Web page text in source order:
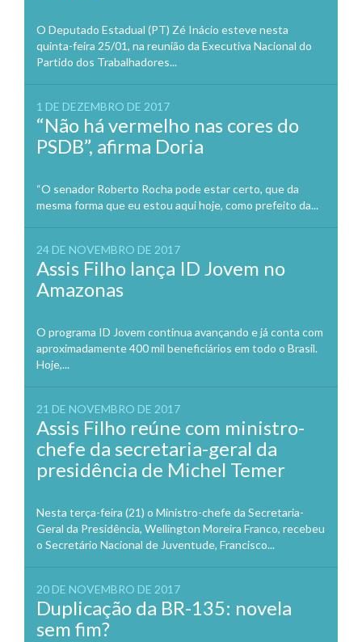
O Deputado Estadual (PT) Zé Inácio esteve nesta
quinta-feira 25/01, na reunião da Executiva Nacional do
Partido dos Trabalhadores...
1 DE DEZEMBRO DE 2017
“Não há vermelho nas cores do
PSDB”, afirma Doria
“O senador Roberto Rocha pode estar certo, que da
mesma forma que eu estou aqui hoje, como prefeito da...
24 DE NOVEMBRO DE 2017
Assis Filho lança ID Jovem no
Amazonas
O programa ID Jovem continua avançando e já conta com
aproximadamente 400 mil beneficiários em todo o Brasil.
Hoje,...
21 DE NOVEMBRO DE 2017
Assis Filho reúne com ministro-
chefe da secretaria-geral da
presidência de Michel Temer
Nesta terça-feira (21) o Ministro-chefe da Secretaria-
Geral da Presidência, Wellington Moreira Franco, recebeu
o Secretário Nacional de Juventude, Francisco...
20 DE NOVEMBRO DE 2017
Duplicação da BR-135: novela
sem fim?